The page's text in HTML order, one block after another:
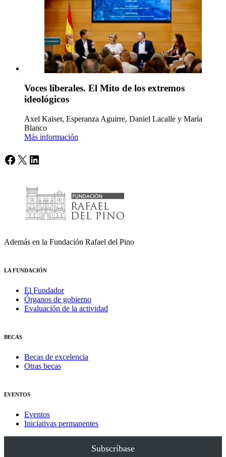
Voces liberales. El Mito de los extremos
ideológicos
Axel Kaiser, Esperanza Aguirre, Daniel Lacalle y María
Blanco
Más información
Facebook
X LinkedIn
Además en la Fundación Rafael del Pino
LA FUNDACIÓN
El Fundador
Órganos de gobierno
Evaluación de la actividad
BECAS
Becas de excelencia
Otras becas
EVENTOS
Eventos
Iniciativas permanentes
Subscríbase